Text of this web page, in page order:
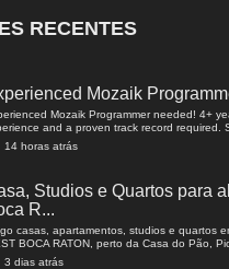
RECENTES
Mozaik
Mozaik Programmer needed! 4+
and a proven track record required.
14 horas atrás
Studios e Quartos para
R...
casas, apartamentos, studios e quartos
BOCA RATON, perto da Casa do Pão,
3 dias atrás